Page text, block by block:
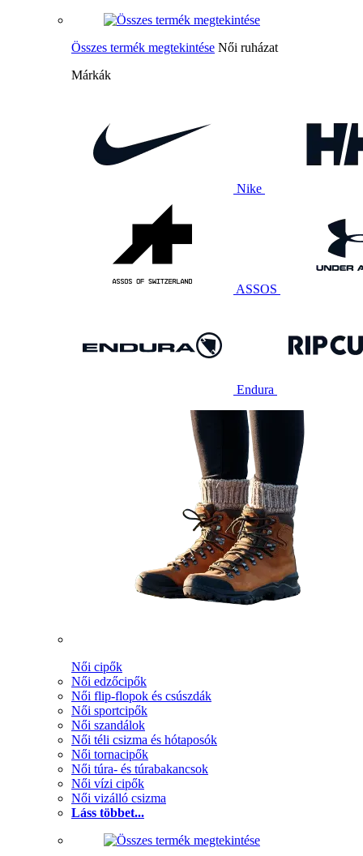
Összes termék megtekintése Női ruházat
Márkák
Nike
ASSOS
Endura
Női cipők
Női edzőcipők
Női flip-flopok és csúszdák
Női sportcipők
Női szandálok
Női téli csizma és hótaposók
Női tornacipők
Női túra- és túrabakancsok
Női vízi cipők
Női vizálló csizma
Láss többet...